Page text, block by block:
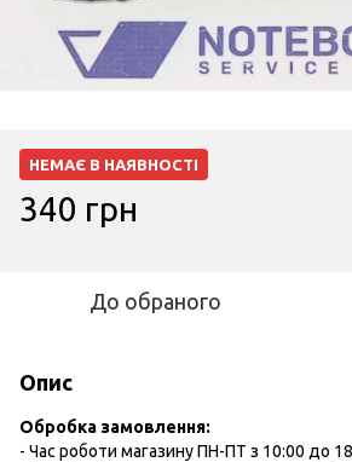
НЕМАЄ В НАЯВНОСТІ
340 грн
До обраного
Опис
Обробка замовлення:
- Час роботи магазину ПН-ПТ з 10:00 до